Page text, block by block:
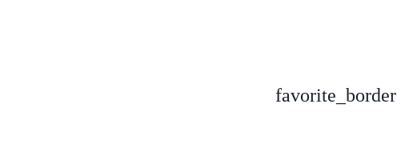
favorite_border